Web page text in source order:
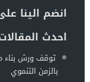
انضم الينا
احدث
توقف ورش بناء
بالزمن التنموي